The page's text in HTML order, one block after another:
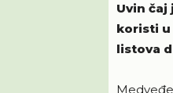
Uvin
koristi u
listova